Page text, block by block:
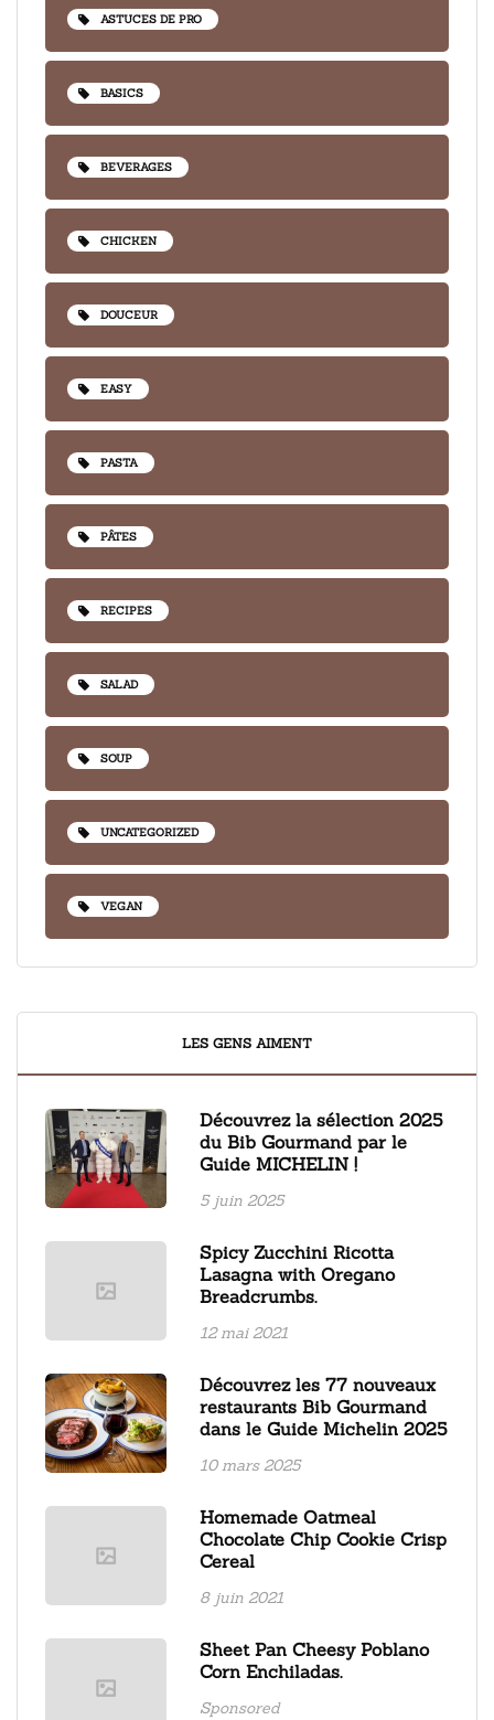
ASTUCES DE PRO
BASICS
BEVERAGES
CHICKEN
DOUCEUR
EASY
PASTA
PÂTES
RECIPES
SALAD
SOUP
UNCATEGORIZED
VEGAN
LES GENS AIMENT
Découvrez la sélection 2025
du Bib Gourmand par le
Guide MICHELIN !
5 juin 2025
Spicy Zucchini Ricotta
Lasagna with Oregano
Breadcrumbs.
12 mai 2021
Découvrez les 77 nouveaux
restaurants Bib Gourmand
dans le Guide Michelin 2025
10 mars 2025
Homemade Oatmeal
Chocolate Chip Cookie Crisp
Cereal
8 juin 2021
Sheet Pan Cheesy Poblano
Corn Enchiladas.
Sponsored